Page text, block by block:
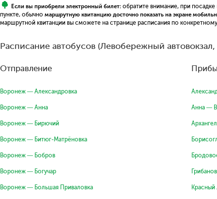
Если вы приобрели электронный билет: обратите внимание, при
пункте, обычно маршрутную квитанцию досточно показать на экране
маршрутной квитанции вы сможете на странице расписания по
Расписание автобусов (Левобережный
Отправление
Воронеж — Александровка
Воронеж — Анна
Воронеж — Бирючий
Воронеж — Битюг-Матрёновка
Воронеж — Бобров
Воронеж — Богучар
Воронеж — Большая Приваловка
Анна —